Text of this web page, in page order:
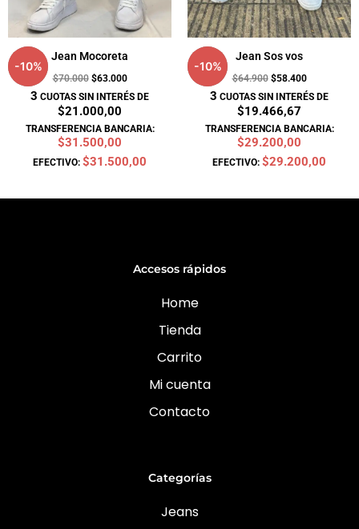
-10%
Jean Mocoreta
$70.000 $63.000
3 CUOTAS SIN INTERÉS DE
$21.000,00
TRANSFERENCIA BANCARIA:
$31.500,00
EFECTIVO: $31.500,00
-10%
Jean Sos vos
$64.900 $58.400
3 CUOTAS SIN INTERÉS DE
$19.466,67
TRANSFERENCIA BANCARIA:
$29.200,00
EFECTIVO: $29.200,00
Accesos rápidos
Home
Tienda
Carrito
Mi cuenta
Contacto
Categorías
Jeans